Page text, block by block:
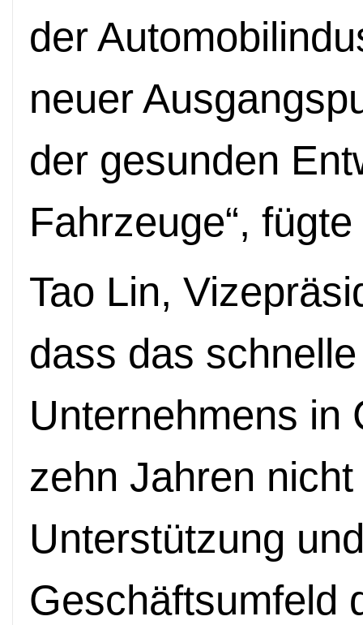
der
neuer
der gesunden
Fahrzeuge“,
Tao Lin,
dass das
Unternehmens in
zehn Jahren
Unterstützung
Geschäftsumfeld